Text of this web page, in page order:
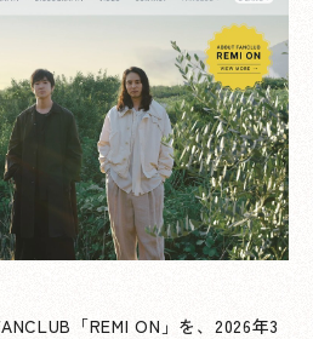
「REMI ON」を、2026年3